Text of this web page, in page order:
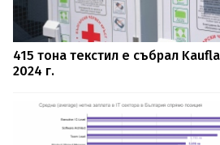
415 тона текстил е събрал
2024 г.